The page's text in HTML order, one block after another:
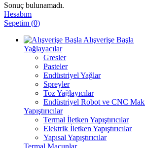
Sonuç bulunamadı.
Hesabım
Sepetim (0)
Alışverişe Başla
Yağlayacılar
Gresler
Pasteler
Endüstriyel Yağlar
Spreyler
Toz Yağlayıcılar
Endüstriyel Robot ve CNC
Yapıştırıcılar
Termal İletken Yapıştırıcılar
Elektrik İletken Yapıştırıcılar
Yapısal Yapıştırıcılar
Termal Macunlar